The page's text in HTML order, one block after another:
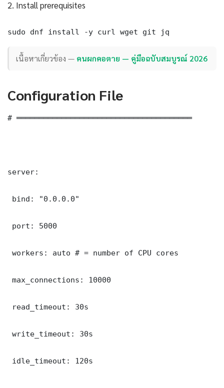
2. Install prerequisites
sudo dnf install -y curl wget git jq
เนื้อหาเกี่ยวข้อง — คนผกคอตาย — คู่มือฉบับสมบูรณ์ 2026
Configuration File
# ═══════════════════════════════════════
server:
bind: "0.0.0.0"
port: 5000
workers: auto # = number of CPU cores
max_connections: 10000
read_timeout: 30s
write_timeout: 30s
idle_timeout: 120s